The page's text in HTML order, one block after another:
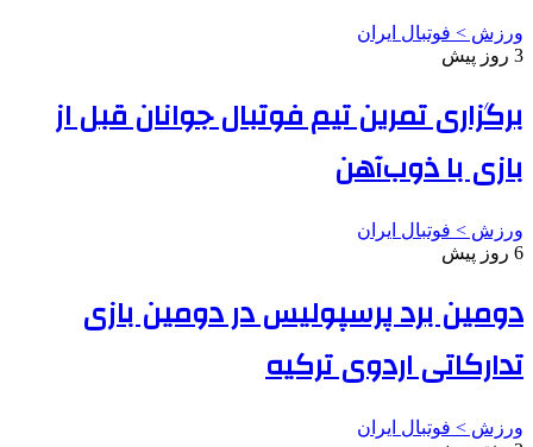
ورزش > فوتبال ایران
3 روز پیش
برگزاری تمرین تیم فوتبال جوانان قبل از
بازی با ذوب‌آهن
ورزش > فوتبال ایران
6 روز پیش
دومین برد پرسپولیس در دومین بازی
تدارکاتی اردوی ترکیه
ورزش > فوتبال ایران